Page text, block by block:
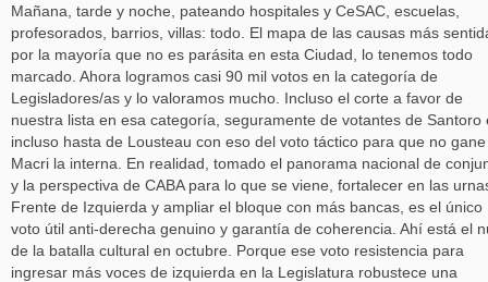
Mañana, tarde y noche, pateando hospitales y CeSAC, escuelas,
profesorados, barrios, villas: todo. El mapa de las causas más
por la mayoría que no es parásita en esta Ciudad, lo tenemos todo
marcado. Ahora logramos casi 90 mil votos en la categoría de
Legisladores/as y lo valoramos mucho. Incluso el corte a favor de
nuestra lista en esa categoría, seguramente de votantes de Santoro
incluso hasta de Lousteau con eso del voto táctico para que no
Macri la interna. En realidad, tomado el panorama nacional de
y la perspectiva de CABA para lo que se viene, fortalecer en las
Frente de Izquierda y ampliar el bloque con más bancas, es el único
voto útil anti-derecha genuino y garantía de coherencia. Ahí está el
de la batalla cultural en octubre. Porque ese voto resistencia para
ingresar más voces de izquierda en la Legislatura robustece una